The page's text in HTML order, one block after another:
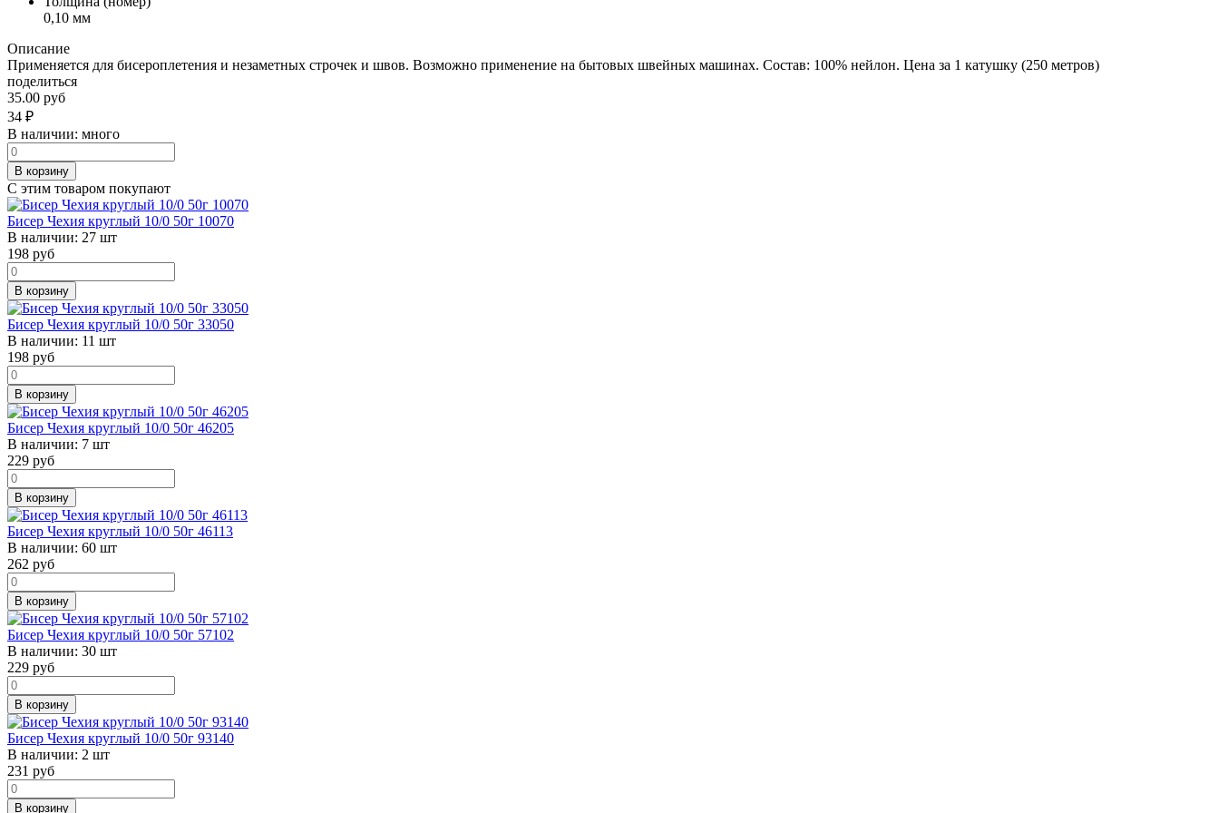
0,10 мм
Описание
Применяется для бисероплетения и незаметных строчек и швов. Возможно применение на бытовых швейных машинах. Состав: 100% нейлон. Цена за 1 катушку (250 метров)
поделиться
35.00 руб
34 ₽
В наличии: много
В корзину
С этим товаром покупают
Бисер Чехия круглый 10/0 50г 10070
В наличии: 27 шт
198 руб
В корзину
Бисер Чехия круглый 10/0 50г 33050
В наличии: 11 шт
198 руб
В корзину
Бисер Чехия круглый 10/0 50г 46205
В наличии: 7 шт
229 руб
В корзину
Бисер Чехия круглый 10/0 50г 46113
В наличии: 60 шт
262 руб
В корзину
Бисер Чехия круглый 10/0 50г 57102
В наличии: 30 шт
229 руб
В корзину
Бисер Чехия круглый 10/0 50г 93140
В наличии: 2 шт
231 руб
В корзину